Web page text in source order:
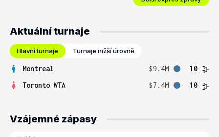
Aktuální turnaje
Hlavní turnaje Turnaje nižší úrovně
Montreal $9.4M
10
Toronto WTA
$7.4M 10
Vzájemné zápasy